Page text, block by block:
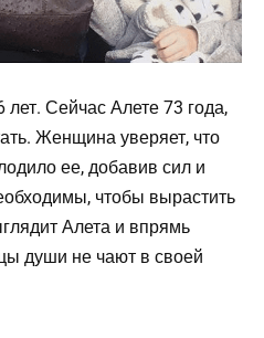
Сейчас Алете 73 года,
Женщина уверяет, что
ее, добавив сил и
чтобы вырастить
Алета и впрямь
души не чают в своей